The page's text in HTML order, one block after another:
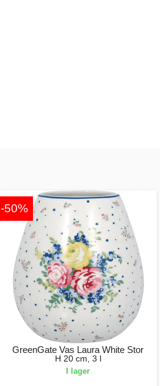
-50%
GreenGate Vas Laura White Stor
H 20 cm, 3 l
I lager